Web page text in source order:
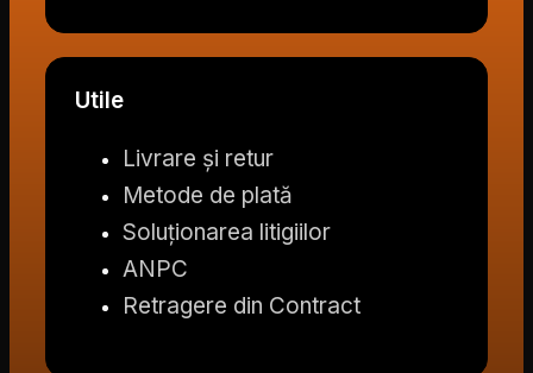
Utile
Livrare și retur
Metode de plată
Soluționarea litigiilor
ANPC
Retragere din Contract